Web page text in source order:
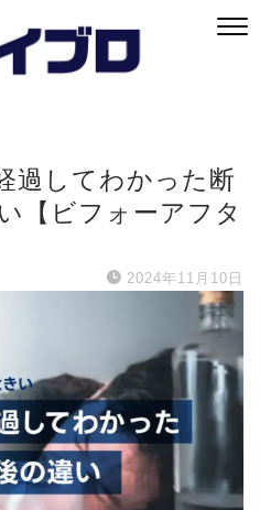
過してわかった断
【ビフォーアフタ
2024年11月10日